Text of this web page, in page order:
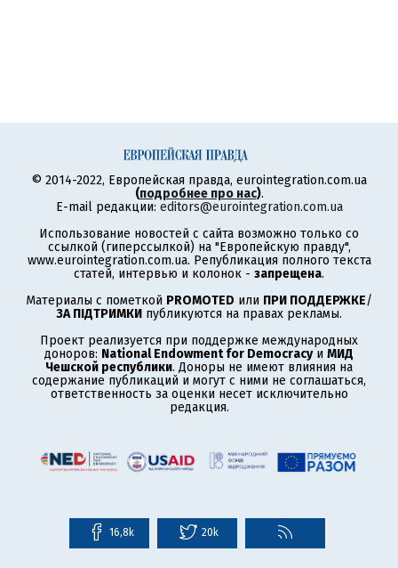
© 2014-2022, Европейская правда, eurointegration.com.ua
(подробнее про нас).
E-mail редакции: editors@eurointegration.com.ua
Использование новостей с сайта возможно только со
ссылкой (гиперссылкой) на "Европейскую правду",
www.eurointegration.com.ua. Републикация полного текста
статей, интервью и колонок - запрещена.
Материалы с пометкой PROMOTED или ПРИ ПОДДЕРЖКЕ/
ЗА ПІДТРИМКИ публикуются на правах рекламы.
Проект реализуется при поддержке международных
доноров: National Endowment for Democracyи МИД
Чешской республики. Доноры не имеют влияния на
содержание публикаций и могут с ними не соглашаться,
ответственность за оценки несет исключительно
редакция.
16,8k 20k